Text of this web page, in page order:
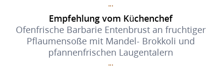
Empfehlung vom Küchenchef
Ofenfrische Barbarie Entenbrust an fruchtiger
Pflaumensoße mit Mandel- Brokkoli und
pfannenfrischen Laugentalern